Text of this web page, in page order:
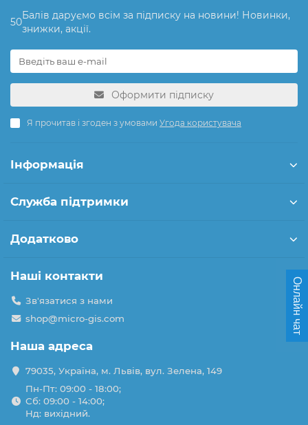
50
Балів даруємо всім за підписку на новини! Новинки,
знижки, акції.
Оформити підписку
Я прочитав і згоден з умовами Угода користувача
Інформація
Служба підтримки
Додатково
Наші контакти
Зв'язатися з нами
shop@micro-gis.com
Наша адреса
79035, Україна, м. Львів, вул. Зелена, 149
Пн-Пт: 09:00 - 18:00;
Сб: 09:00 - 14:00;
Нд: вихідний.
Онлайн чат